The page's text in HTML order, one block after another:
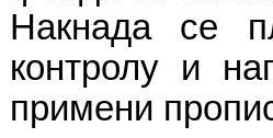
Накнада се
контролу и
примени